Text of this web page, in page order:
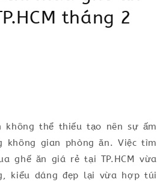
tháng 2
không thể thiếu tạo nên sự ấm
không gian phòng ăn. Việc tìm
ghế ăn giá rẻ tại TP.HCM vừa
kiểu dáng đẹp lại vừa hợp túi